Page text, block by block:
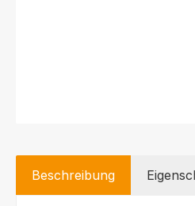
Beschreibung